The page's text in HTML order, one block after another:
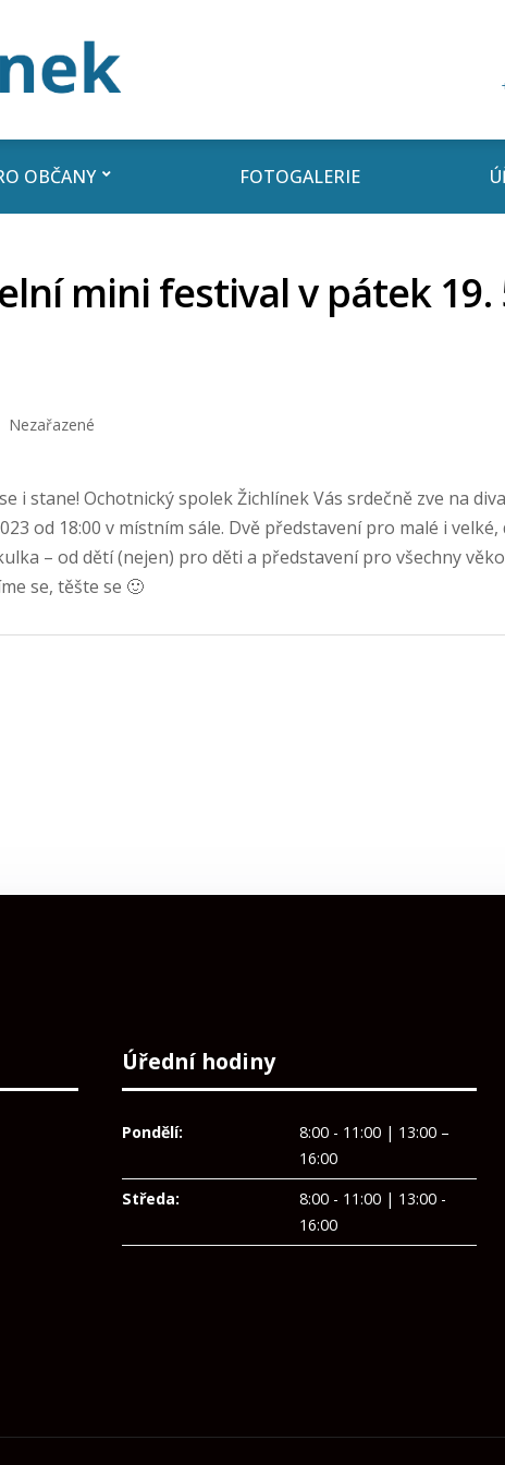
OBČANY FOTOGALERIE
mini festival v pátek 19.
Nezařazené
i stane! Ochotnický spolek Žichlínek Vás srdečně zve na
od 18:00 v místním sále. Dvě představení pro malé i
– od dětí (nejen) pro děti a představení pro všechny
se, těšte se 🙂
Úřední hodiny
Pondělí:
8:00 - 11:00 | 13:00 –
16:00
Středa:
8:00 - 11:00 | 13:00 -
16:00